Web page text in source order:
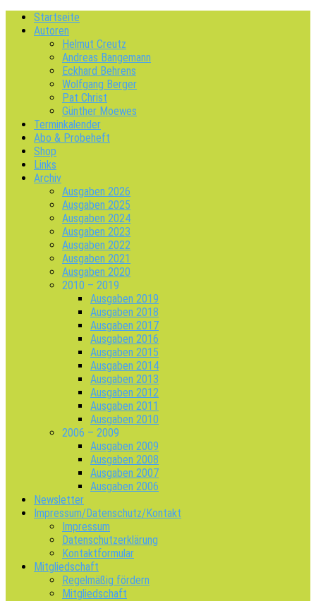
Startseite
Autoren
Helmut Creutz
Andreas Bangemann
Eckhard Behrens
Wolfgang Berger
Pat Christ
Günther Moewes
Terminkalender
Abo & Probeheft
Shop
Links
Archiv
Ausgaben 2026
Ausgaben 2025
Ausgaben 2024
Ausgaben 2023
Ausgaben 2022
Ausgaben 2021
Ausgaben 2020
2010 – 2019
Ausgaben 2019
Ausgaben 2018
Ausgaben 2017
Ausgaben 2016
Ausgaben 2015
Ausgaben 2014
Ausgaben 2013
Ausgaben 2012
Ausgaben 2011
Ausgaben 2010
2006 – 2009
Ausgaben 2009
Ausgaben 2008
Ausgaben 2007
Ausgaben 2006
Newsletter
Impressum/Datenschutz/Kontakt
Impressum
Datenschutzerklärung
Kontaktformular
Mitgliedschaft
Regelmäßig fördern
Mitgliedschaft